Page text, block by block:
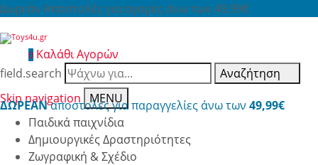
Δωρεάν Αποστολές για αγορές άνω των 49,99€
0 Καλάθι Αγορών
field.search
Αναζήτηση
Skip navigation
MENU
ΔΩΡΕΑΝαποστολές για παραγγελίες άνω των 49,99€
Παιδικά παιχνίδια
Δημιουργικές Δραστηριότητες
Ζωγραφική & Σχέδιο